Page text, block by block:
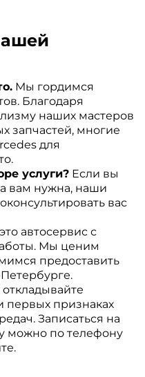
Мы гордимся
Благодаря
наших мастеров
запчастей, многие
для
услуги?Если вы
вам нужна, наши
вас
автосервис с
Мы ценим
предоставить
первых признаках
Записаться на
можно по телефону